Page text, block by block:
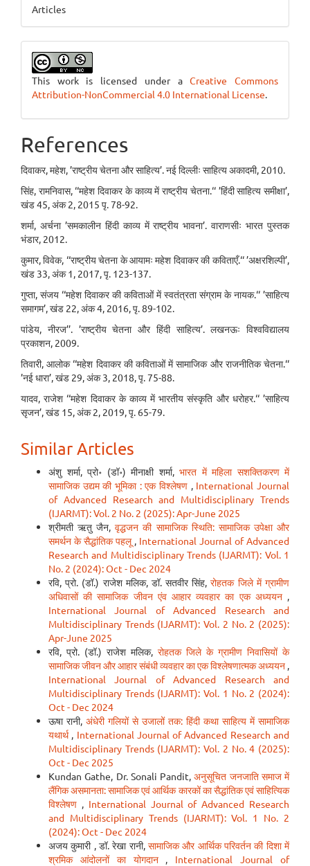
Articles
This work is licensed under aCreative Commons
Attribution-NonCommercial 4.0 International License.
References
दिवाकर, महेश, ’राष्ट्रीय चेतना और साहित्य’. नई दिल्लीः साहित्य अकादमी, 2010.
सिंह, रामनिवास, ‘‘महेश दिवाकर के काव्य में राष्ट्रीय चेतना.‘‘ ’हिंदी साहित्य समीक्षा’,
खंड 45, अंक 2, 2015 पृ. 78-92.
शर्मा, अर्चना ’समकालीन हिंदी काव्य में राष्ट्रीय भावना’. वाराणसीः भारत पुस्तक
भंडार, 2012.
कुमार, विवेक, ‘‘राष्ट्रीय चेतना के आयामः महेश दिवाकर की कविताएँ.‘‘ ’अक्षरशिल्पी’,
खंड 33, अंक 1, 2017, पृ. 123-137.
गुप्ता, संजय ‘‘महेश दिवाकर की कविताओं में स्वतंत्रता संग्राम के नायक.‘‘ ’साहित्य
समागम’, खंड 22, अंक 4, 2016, पृ. 89-102.
पांडेय, नीरज’’. ’राष्ट्रीय चेतना और हिंदी साहित्य’. लखनऊः विश्वविद्यालय
प्रकाशन, 2009.
तिवारी, आलोक ‘‘महेश दिवाकर की कविताओं में सामाजिक और राजनीतिक चेतना.‘‘
’नई धारा’, खंड 29, अंक 3, 2018, पृ. 75-88.
यादव, राजेश ‘‘महेश दिवाकर के काव्य में भारतीय संस्कृति और धरोहर.‘‘ ’साहित्य
सृजन’, खंड 15, अंक 2, 2019, पृ. 65-79.
Similar Articles
अंशु शर्मा, प्रो॰ (डॉ॰) मीनाक्षी शर्मा, भारत में महिला सशक्तिकरण में
सामाजिक उद्यम की भूमिका : एक विश्लेषण , International Journal
of Advanced Research and Multidisciplinary Trends
(IJARMT): Vol. 2 No. 2 (2025): Apr-June 2025
श्रीमती ऋतु जैन,वृद्धजन की सामाजिक स्थिति: सामाजिक उपेक्षा और
समर्थन के सैद्धांतिक पहलू , International Journal of Advanced
Research and Multidisciplinary Trends (IJARMT): Vol. 1
No. 2 (2024): Oct - Dec 2024
रवि, प्रो. (डॉ.) राजेश मलिक, डॉ. सतवीर सिंह,रोहतक जिले में ग्रामीण
अधिवासों की सामाजिक जीवन एंव आहार व्यवहार का एक अध्ययन ,
International Journal of Advanced Research and
Multidisciplinary Trends (IJARMT): Vol. 2 No. 2 (2025):
Apr-June 2025
रवि, प्रो. (डॉ.) राजेश मलिक, रोहतक जिले के ग्रामीण निवासियों के
सामाजिक जीवन और आहार संबंधी व्यवहार का एक विश्लेषणात्मक अध्ययन ,
International Journal of Advanced Research and
Multidisciplinary Trends (IJARMT): Vol. 1 No. 2 (2024):
Oct - Dec 2024
ऊषा रानी, अंधेरी गलियों से उजालों तक: हिंदी कथा साहित्य में सामाजिक
यथार्थ , International Journal of Advanced Research and
Multidisciplinary Trends (IJARMT): Vol. 2 No. 4 (2025):
Oct - Dec 2025
Kundan Gathe, Dr. Sonali Pandit,अनुसूचित जनजाति समाज में
लैंगिक असमानता: सामाजिक एवं आर्थिक कारकों का सैद्धांतिक एवं साहित्यिक
विश्लेषण , International Journal of Advanced Research
and Multidisciplinary Trends (IJARMT): Vol. 1 No. 2
(2024): Oct - Dec 2024
अजय कुमारी , डॉ. रेखा रानी, सामाजिक और आर्थिक परिवर्तन की दिशा में
श्रमिक आंदोलनों का योगदान , International Journal of